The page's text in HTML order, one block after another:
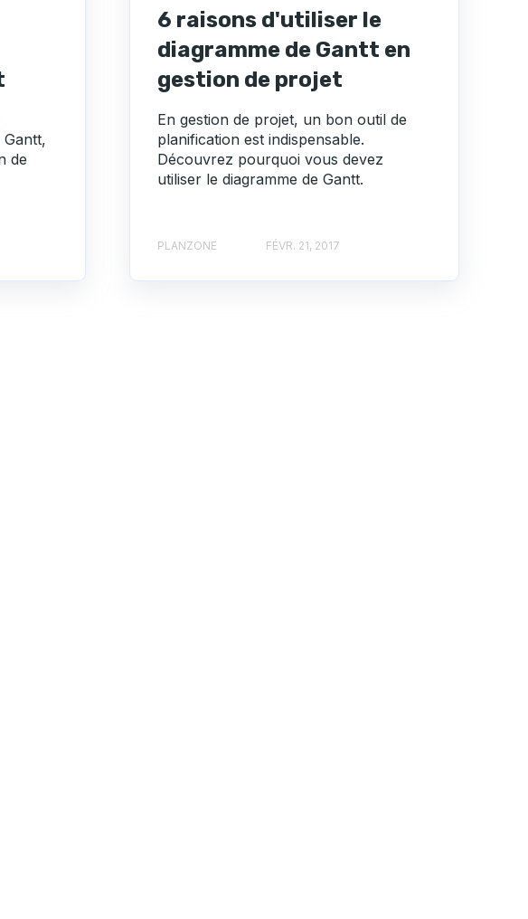
de
6 raisons d'utiliser le
diagramme de Gantt en
gestion de projet
En gestion de projet, un bon outil de
planification est indispensable.
Découvrez pourquoi vous devez
utiliser le diagramme de Gantt.
PLANZONE FÉVR. 21, 2017